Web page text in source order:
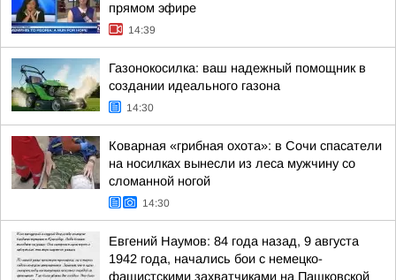
прямом эфире
14:39
Газонокосилка: ваш надежный помощник в
создании идеального газона
14:30
Коварная «грибная охота»: в Сочи спасатели
на носилках вынесли из леса мужчину со
сломанной ногой
14:30
Евгений Наумов: 84 года назад, 9 августа
1942 года, начались бои с немецко-
фашистскими захватчиками на Пашковской